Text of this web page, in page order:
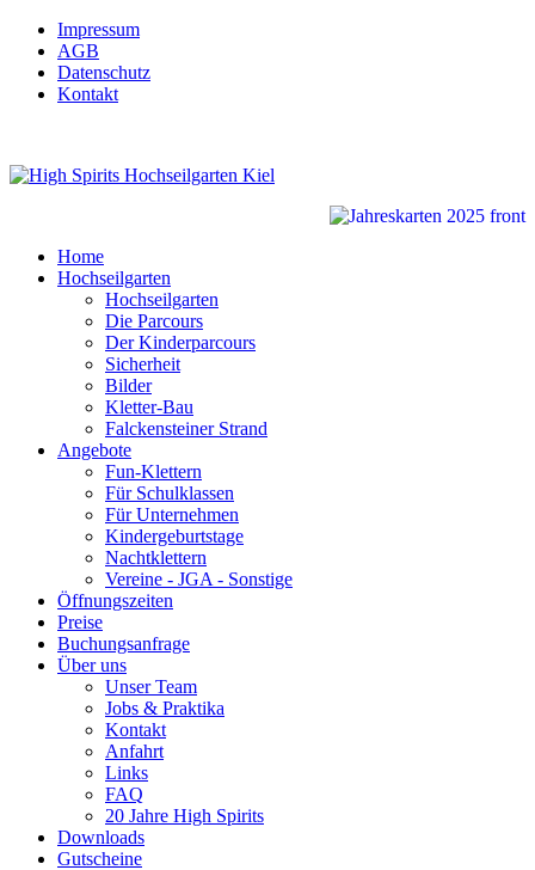
Impressum
AGB
Datenschutz
Kontakt
Home
Hochseilgarten
Hochseilgarten
Die Parcours
Der Kinderparcours
Sicherheit
Bilder
Kletter-Bau
Falckensteiner Strand
Angebote
Fun-Klettern
Für Schulklassen
Für Unternehmen
Kindergeburtstage
Nachtklettern
Vereine - JGA - Sonstige
Öffnungszeiten
Preise
Buchungsanfrage
Über uns
Unser Team
Jobs & Praktika
Kontakt
Anfahrt
Links
FAQ
20 Jahre High Spirits
Downloads
Gutscheine